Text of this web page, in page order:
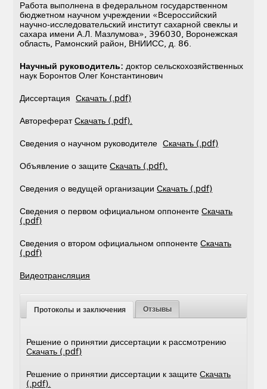
Работа выполнена в федеральном государственном
бюджетном научном учреждении «Всероссийский
научно-исследовательский институт сахарной свеклы и
сахара имени А.Л. Мазлумова», 396030, Воронежская
область, Рамонский район, ВНИИСС, д. 86.
Научный руководитель: доктор сельскохозяйственных
наук Боронтов Олег Константинович
ДиссертацияСкачать (.pdf)
АвторефератСкачать (.pdf).
Сведения о научном руководителеСкачать (.pdf)
Объявление о защитеСкачать (.pdf).
Сведения о ведущей организацииСкачать (.pdf)
Сведения о первом официальном оппонентеСкачать
(.pdf)
Сведения о втором официальном оппонентеСкачать
(.pdf)
Видеотрансляция
Протоколы и заключения Отзывы
Решение о принятии диссертации к рассмотрению
Скачать (.pdf)
Решение о принятии диссертации к защитеСкачать
(.pdf).